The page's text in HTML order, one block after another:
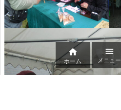

ホーム

メニュー